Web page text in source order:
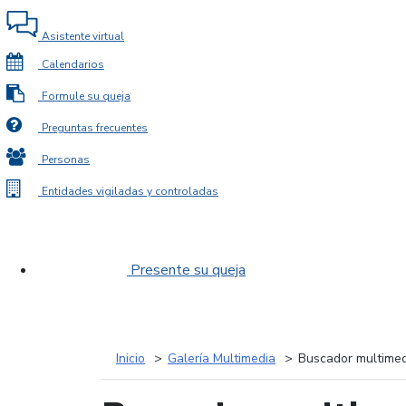
Asistente virtual
Calendarios
Formule su queja
Preguntas frecuentes
Personas
Entidades vigiladas y controladas
Presente su queja
Inicio Galería Multimedia Buscador